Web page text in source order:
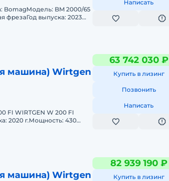
BomagМодель: BM 2000/65
фрезаГод выпуска: 2023
Написать
машина) Wirtgen
FI WIRTGEN W 200 FI
2020 г.Мощность: 430
63 742 030 ₽
Купить в лизинг
Позвонить
Написать
машина) Wirtgen
82 939 190 ₽
Купить в лизинг